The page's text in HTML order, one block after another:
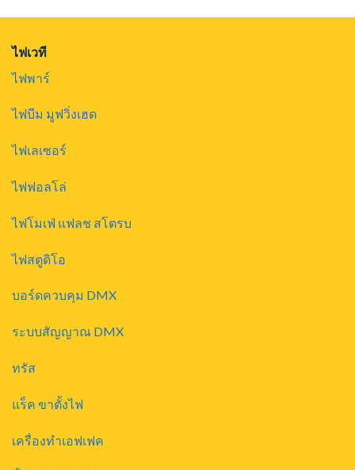
ไฟเวที
ไฟพาร์
ไฟบีม มูฟวิ่งเฮด
ไฟเลเซอร์
ไฟฟอลโล่
ไฟโมเฟ่ แฟลช สโตรบ
ไฟสตูดิโอ
บอร์ดควบคุม DMX
ระบบสัญญาณ DMX
ทรัส
แร็ค ขาตั้งไฟ
เครื่องทำเอฟเฟค